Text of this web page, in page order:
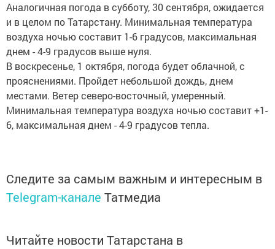
Аналогичная погода в субботу, 30 сентября, ожидается
и в целом по Татарстану. Минимальная температура
воздуха ночью составит 1-6 градусов, максимальная
днем - 4-9 градусов выше нуля.
В воскресенье, 1 октября, погода будет облачной, с
прояснениями. Пройдет небольшой дождь, днем
местами. Ветер северо-восточный, умеренный.
Минимальная температура воздуха ночью составит +1-
6, максимальная днем - 4-9 градусов тепла.
Следите за самым важным и интересным в
Telegram-канале Татмедиа
Читайте новости Татарстана в